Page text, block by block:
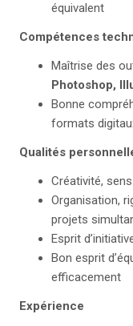
équivalent
Compétences
Maîtrise des
Photoshop,
Bonne
formats
Qualités
Créativité,
Organisation,
projets
Esprit
Bon esprit
efficacement
Expérience